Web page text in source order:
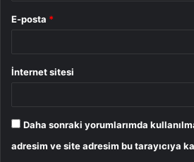
E-posta *
İnternet sitesi
Daha sonraki yorumlarımda
adresim ve site adresim bu tarayıcıya